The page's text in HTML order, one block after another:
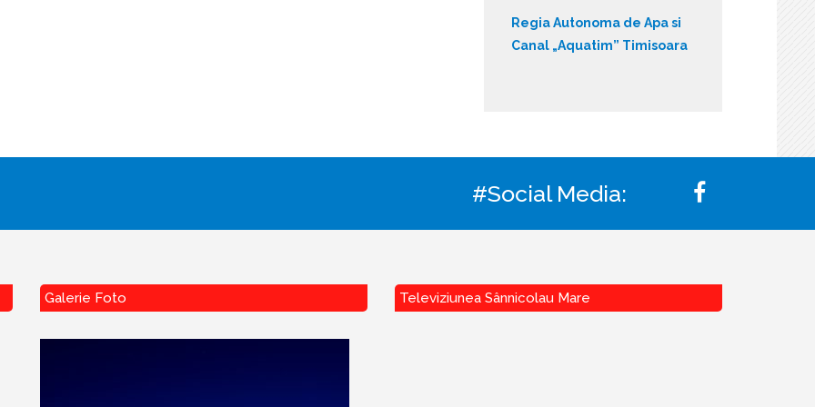
Regia Autonoma de Apa si
Canal „Aquatim” Timisoara
#Social Media:
Galerie Foto Televiziunea Sânnicolau Mare